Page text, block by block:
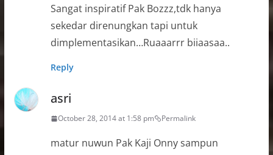
Sangat inspiratif Pak Bozzz,tdk hanya
sekedar direnungkan tapi untuk
dimplementasikan…Ruaaarrr biiaasaa..
Reply
asri
October 28, 2014 at 1:58 pm Permalink
matur nuwun Pak Kaji Onny sampun